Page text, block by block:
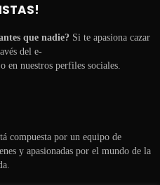
que nadie? Si te apasiona cazar
del e-
o en nuestros perfiles sociales.
compuesta por un equipo de
y apasionadas por el mundo de la